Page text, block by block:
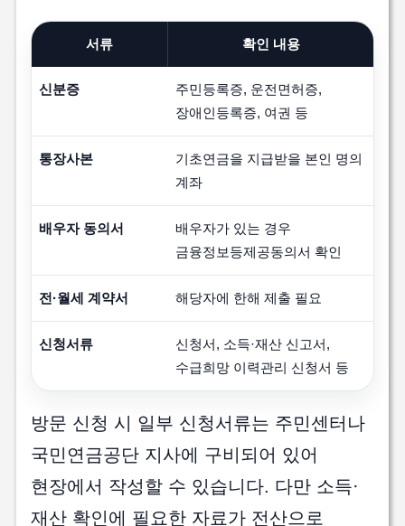
서류 확인 내용
신분증
주민등록증, 운전면허증,
장애인등록증, 여권 등
통장사본
기초연금을 지급받을 본인 명의
계좌
배우자 동의서
배우자가 있는 경우
금융정보등제공동의서 확인
전·월세 계약서 해당자에 한해 제출 필요
신청서류
신청서, 소득·재산 신고서,
수급희망 이력관리 신청서 등
방문 신청 시 일부 신청서류는 주민센터나
국민연금공단 지사에 구비되어 있어
현장에서 작성할 수 있습니다. 다만 소득·
재산 확인에 필요한 자료가 전산으로